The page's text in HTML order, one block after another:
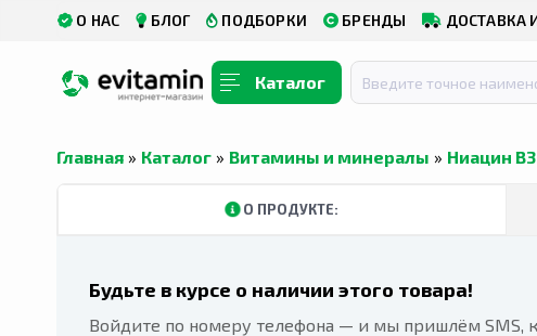
О НАС БЛОГ ПОДБОРКИ БРЕНДЫ ДОСТАВКА
Каталог
Главная » Каталог » Витамины и минералы » Ниацин В3
О ПРОДУКТЕ:
Будьте в курсе о наличии этого товара!
Войдите по номеру телефона — и мы пришлём SMS,